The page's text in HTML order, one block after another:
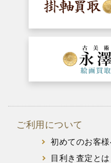
ご利用について
初めてのお客
目利き査定とは